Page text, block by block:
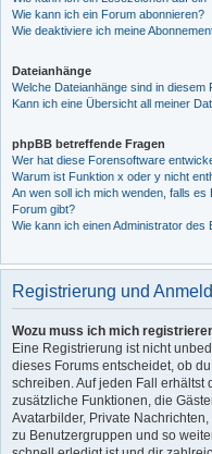
Wie kann ich ein Forum abonnieren?
Wie deaktiviere ich meine
Dateianhänge
Welche Dateianhänge sind in diesem
Kann ich eine Übersicht all meiner
phpBB betreffende Fragen
Wer hat diese Forensoftware
Warum ist Funktion x oder y nicht
An wen soll ich mich wenden, falls
Forum gibt?
Wie kann ich einen Administrator des
Registrierung und
Wozu muss ich mich
Eine Registrierung ist nicht
dieses Forums entscheidet, ob
schreiben. Auf jeden Fall erhältst
zusätzliche Funktionen, die
Avatarbilder, Private
zu Benutzergruppen und so